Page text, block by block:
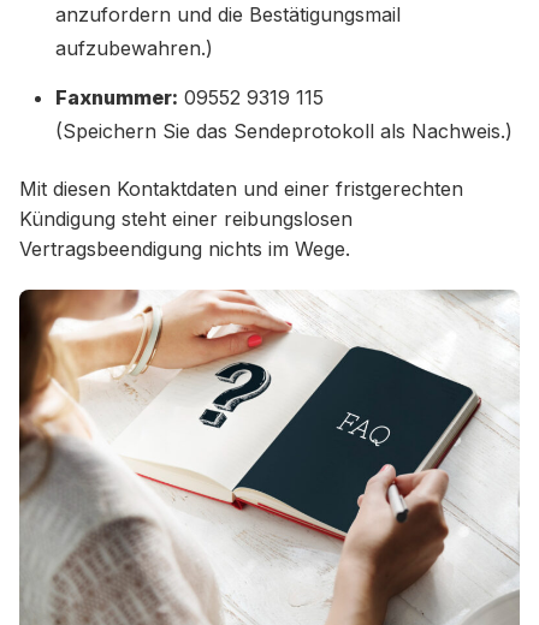
anzufordern und die Bestätigungsmail
aufzubewahren.)
Faxnummer: 09552 9319 115
(Speichern Sie das Sendeprotokoll als Nachweis.)
Mit diesen Kontaktdaten und einer fristgerechten
Kündigung steht einer reibungslosen
Vertragsbeendigung nichts im Wege.